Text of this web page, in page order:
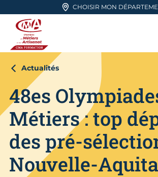
Aller en haut de page
CHOISIR MON
CMA FORMATION
Actualités
48es
Métiers : top
des pré-
Nouvelle-